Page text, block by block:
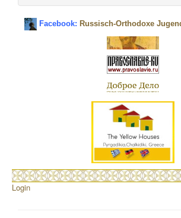
Facebook: Russisch-Orthodoxe
Login